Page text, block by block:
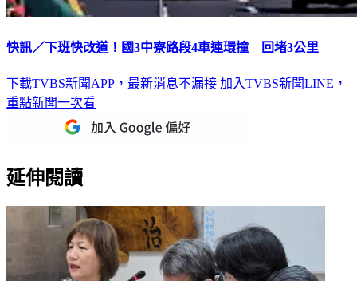
快訊／下班快改道！國3中寮路段4車連環撞 回堵3公里
下載TVBS新聞APP，最新消息不漏接 加入TVBS新聞LINE，
重點新聞一次看
延伸閱讀